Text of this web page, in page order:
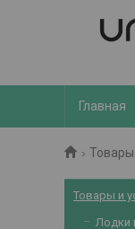
Главная
Товары
Товары и
Лодки